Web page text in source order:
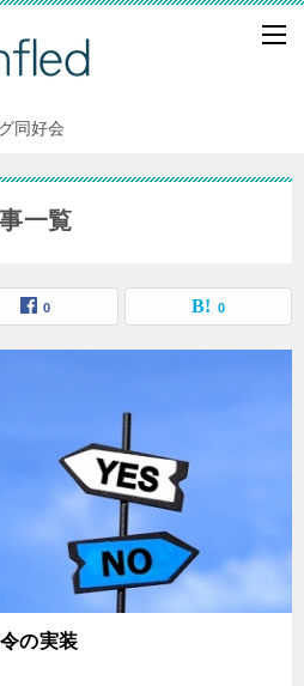
同好会
一覧
0 0
の実装